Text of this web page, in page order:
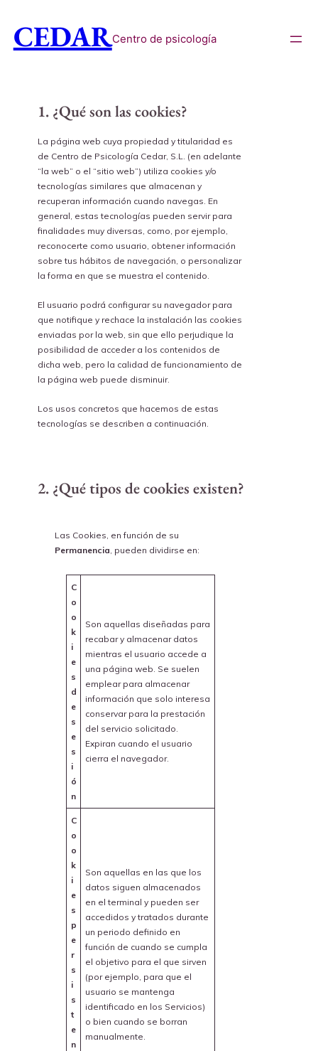
CEDARCentro de psicología
1. ¿Qué son las cookies?
La página web cuya propiedad y titularidad es
de Centro de Psicología Cedar, S.L. (en adelante
“la web” o el “sitio web”) utiliza cookies y/o
tecnologías similares que almacenan y
recuperan información cuando navegas. En
general, estas tecnologías pueden servir para
finalidades muy diversas, como, por ejemplo,
reconocerte como usuario, obtener información
sobre tus hábitos de navegación, o personalizar
la forma en que se muestra el contenido.
El usuario podrá configurar su navegador para
que notifique y rechace la instalación las cookies
enviadas por la web, sin que ello perjudique la
posibilidad de acceder a los contenidos de
dicha web, pero la calidad de funcionamiento de
la página web puede disminuir.
Los usos concretos que hacemos de estas
tecnologías se describen a continuación.
2. ¿Qué tipos de cookies existen?
Las Cookies, en función de su
Permanencia, pueden dividirse en:
C
o
o
k
i
e
s
d
e
s
e
s
i
ó
n
Son aquellas diseñadas para
recabar y almacenar datos
mientras el usuario accede a
una página web. Se suelen
emplear para almacenar
información que solo interesa
conservar para la prestación
del servicio solicitado.
Expiran cuando el usuario
cierra el navegador.
C
o
o
k
i
e
s
p
e
r
s
i
s
t
e
n
Son aquellas en las que los
datos siguen almacenados
en el terminal y pueden ser
accedidos y tratados durante
un periodo definido en
función de cuando se cumpla
el objetivo para el que sirven
(por ejemplo, para que el
usuario se mantenga
identificado en los Servicios)
o bien cuando se borran
manualmente.